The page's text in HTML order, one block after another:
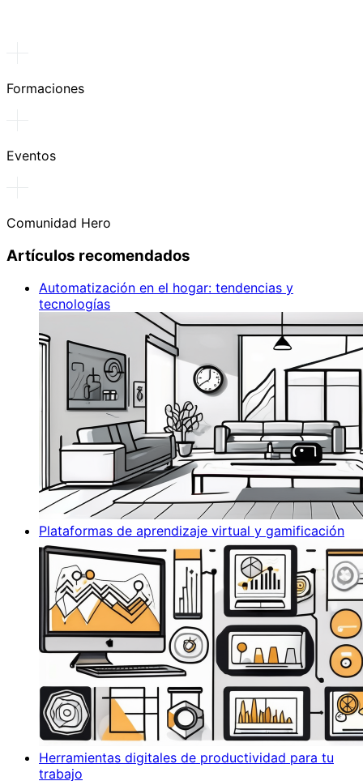
Formaciones
Eventos
Comunidad Hero
Artículos recomendados
Automatización en el hogar: tendencias y
tecnologías
Plataformas de aprendizaje virtual y gamificación
Herramientas digitales de productividad para tu
trabajo